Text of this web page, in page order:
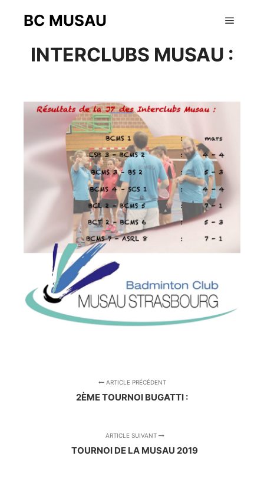
BC MUSAU
INTERCLUBS MUSAU :
ARTICLE PRÉCÉDENT
2ÈME TOURNOI BUGATTI :
ARTICLE SUIVANT
TOURNOI DE LA MUSAU 2019